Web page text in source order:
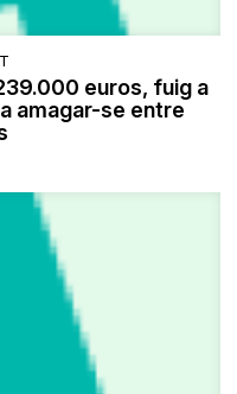
euros, fuig a
amagar-se entre